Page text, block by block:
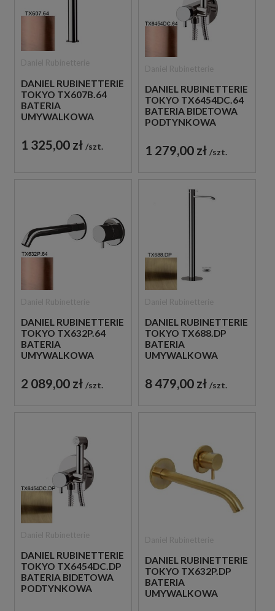
DANIEL RUBINETTERIE
TOKYO TX607B.64
BATERIA
UMYWALKOWA
JEDNOUCHWYTOWA
MIEDZIANA
1 325,00 zł szt.
DANIEL RUBINETTERIE
TOKYO TX6454DC.64
BATERIA BIDETOWA
PODTYNKOWA
MIEDZIANA
1 279,00 zł szt.
DANIEL RUBINETTERIE
TOKYO TX632P.64
BATERIA
UMYWALKOWA
JEDNOUCHWYTOWA
MIEDZIANA
2 089,00 zł szt.
DANIEL RUBINETTERIE
TOKYO TX688.DP
BATERIA
UMYWALKOWA
ZŁOTO
SZCZOTKOWANE
8 479,00 zł szt.
DANIEL RUBINETTERIE
TOKYO TX6454DC.DP
BATERIA BIDETOWA
PODTYNKOWA
DANIEL RUBINETTERIE
TOKYO TX632P.DP
BATERIA
UMYWALKOWA